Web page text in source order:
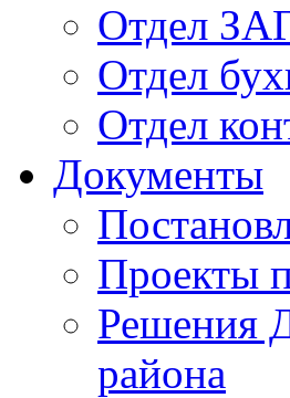
Отдел
Отдел
Отдел
Документы
Проекты
Решения
района